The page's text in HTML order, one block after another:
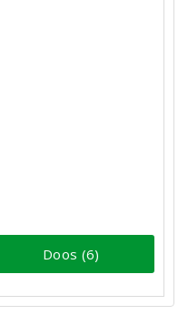
Doos (6)